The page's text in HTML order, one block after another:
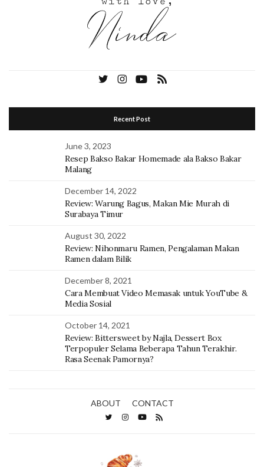
Recent Post
June 3, 2023
Resep Bakso Bakar Homemade ala Bakso Bakar
Malang
December 14, 2022
Review: Warung Bagus, Makan Mie Murah di
Surabaya Timur
August 30, 2022
Review: Nihonmaru Ramen, Pengalaman Makan
Ramen dalam Bilik
December 8, 2021
Cara Membuat Video Memasak untuk YouTube &
Media Sosial
October 14, 2021
Review: Bittersweet by Najla, Dessert Box
Terpopuler Selama Beberapa Tahun Terakhir.
Rasa Seenak Pamornya?
ABOUT CONTACT